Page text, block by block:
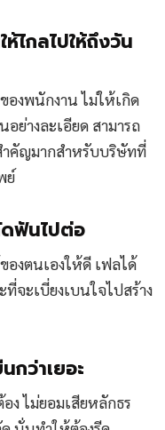
ไกลไปให้ถึงวัน
องพนักงาน ไม่ให้เกิด
ย่างละเอียด สามารถ
ำคัญมากสำหรับบริษัทที่
ย์
ดฟันไปต่อ
งตนเองให้ดี เฟลได้
จะเบี่ยงเบนใจไปสร้าง
กว่าเยอะ
ง ไม่ยอมเสียหลักธร